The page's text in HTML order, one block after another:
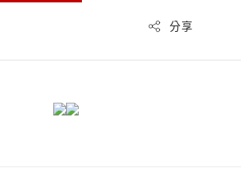
分享